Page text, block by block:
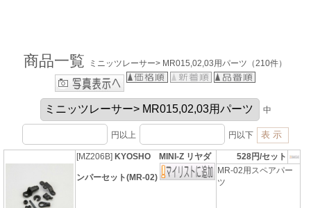
商品一覧 ミニッツレーサー> MR015,02,03用パーツ（210件）
中
円以上 円以下
[MZ206B] KYOSHO MINI-Z リヤダ
ンパーセット(MR-02)
528円/セット
MR-02用スペアパー
ツ